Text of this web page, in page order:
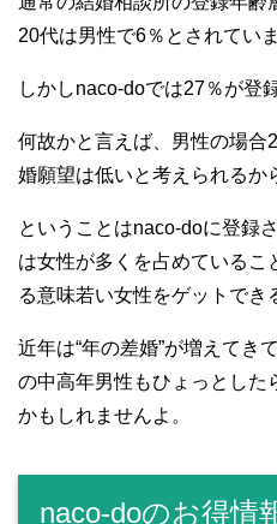
20代は男性で6％とされていま
しかしnaco-doでは27％が登
何故かと言えば、男性の場合
婚願望は低いと考えられるか
ということはnaco-doに登録
は女性が多くを占めているこ
る意味若い女性をゲットでき
近年は“年の差婚”が増えてき
の中高年男性もひょっとした
かもしれませんよ。
naco-doのお得情